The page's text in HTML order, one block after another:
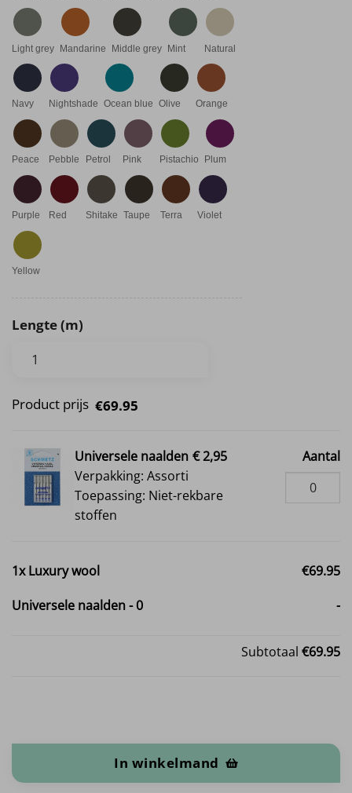
Light grey Mandarine Middle grey Mint Natural
Navy Nightshade Ocean blue Olive Orange
Peace Pebble Petrol Pink Pistachio Plum
Purple Red Shitake Taupe Terra Violet
Yellow
Lengte (m)
Product prijs €69.95
Universele naalden € 2,95
Verpakking: Assorti
Toepassing: Niet-rekbare
stoffen
Aantal
1xLuxury wool €69.95
Universele naalden-0 -
Subtotaal €69.95
In winkelmand